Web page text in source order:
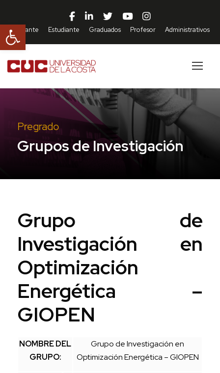
Abrir barra de herramientas
Aspirante Estudiante Graduados Profesor Administrativos
Pregrado
Grupos de Investigación
Grupo de
Investigación en
Optimización
Energética –
GIOPEN
NOMBRE DEL
GRUPO:
Grupo de Investigación en
Optimización Energética – GIOPEN